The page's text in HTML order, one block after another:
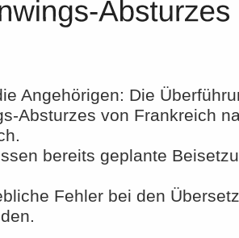
Angehörigen: Die
Absturzes von Frankreich
bereits geplante
Fehler bei den